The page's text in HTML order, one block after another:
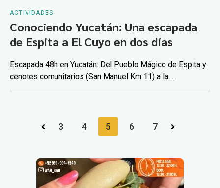
ACTIVIDADES
Conociendo Yucatán: Una escapada
de Espita a El Cuyo en dos días
Escapada 48h en Yucatán: Del Pueblo Mágico de Espita y
cenotes comunitarios (San Manuel Km 11) a la ...
3 4 5 6 7